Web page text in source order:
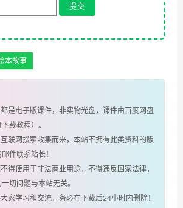
本故事
是电子版课件，非实物光盘，课件由百度网盘
载教程）。
联网搜索收集而来，本站不拥有此类资料的版
件联系站长！
得使用于非法商业用途，不得违反国家法律，
切问题与本站无关。
家学习和交流，务必在下载后24小时内删除！